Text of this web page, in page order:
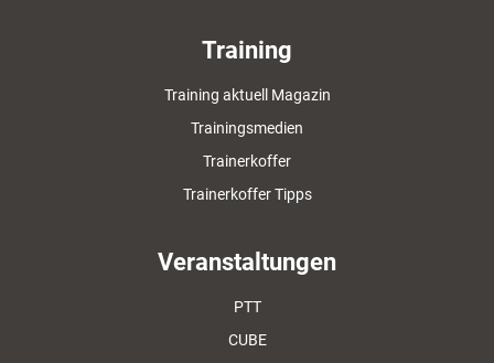
Training
Training aktuell Magazin
Trainingsmedien
Trainerkoffer
Trainerkoffer Tipps
Veranstaltungen
PTT
CUBE